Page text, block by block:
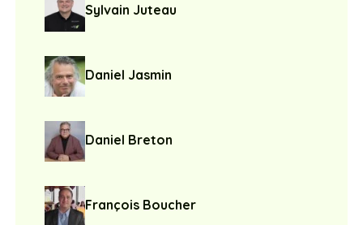
Sylvain Juteau
Daniel Jasmin
Daniel Breton
François Boucher